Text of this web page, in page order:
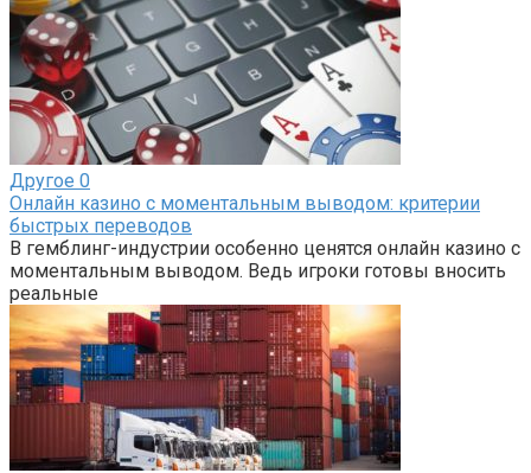
Другое 0
Онлайн казино с моментальным выводом: критерии
быстрых переводов
В гемблинг-индустрии особенно ценятся онлайн казино с
моментальным выводом. Ведь игроки готовы вносить
реальные